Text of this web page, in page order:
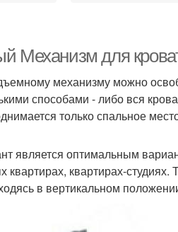
Механизм для
механизму можно
способами - либо вся
только спальное
является оптимальным
квартирах, квартирах-
в вертикальном